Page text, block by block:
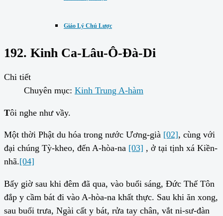
Giáo Lý Chú Lược
192. Kinh Ca-Lâu-Ô-Đà-Di
Chi tiết
Chuyên mục: Kinh Trung A-hàm
Tôi nghe như vầy.
Một thời Phật du hóa trong nước Ương-già [02], cùng với
đại chúng Tỳ-kheo, đến A-hòa-na [03] , ở tại tịnh xá Kiền-
nhã.[04]
Bấy giờ sau khi đêm đã qua, vào buổi sáng, Đức Thế Tôn
đắp y cầm bát đi vào A-hòa-na khất thực. Sau khi ăn xong,
sau buổi trưa, Ngài cất y bát, rửa tay chân, vắt ni-sư-đàn